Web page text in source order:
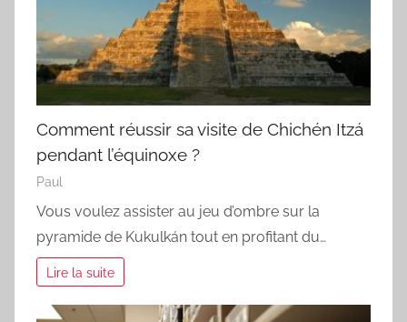
Comment réussir sa visite de Chichén Itzá
pendant l’équinoxe ?
Paul
Vous voulez assister au jeu d’ombre sur la
pyramide de Kukulkán tout en profitant du…
Lire la suite